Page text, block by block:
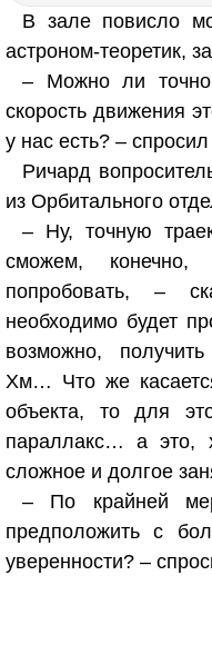
В зале повисло
астроном-теоретик,
– Можно ли точно
скорость движения
у нас есть? –
Ричард
из Орбитального
– Ну, точную
сможем,
попробовать, –
необходимо будет
возможно,
Хм… Что же
объекта, то для
параллакс… а это,
сложное и долгое
– По крайней
предположить с
уверенности? –